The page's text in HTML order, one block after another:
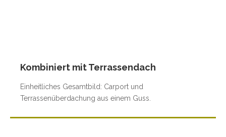
Kombiniert mit Terrassendach
Einheitliches Gesamtbild: Carport und
Terrassenüberdachung aus einem Guss.